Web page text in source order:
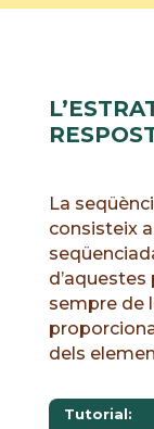
La
consisteix
sempre de
dels
Tutorial: